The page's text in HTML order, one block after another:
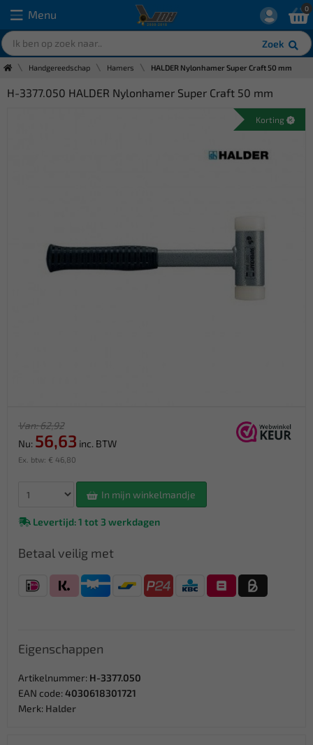
Menu
Zoek
0
Handgereedschap Hamers HALDER Nylonhamer Super Craft 50 mm
H-3377.050 HALDER Nylonhamer Super Craft 50 mm
Korting
Van: 62,92
Nu: 56,63 inc. BTW
Ex. btw: € 46,80
In mijn winkelmandje
Levertijd: 1 tot 3 werkdagen
Betaal veilig met
Eigenschappen
Artikelnummer: H-3377.050
EAN code: 4030618301721
Merk: Halder